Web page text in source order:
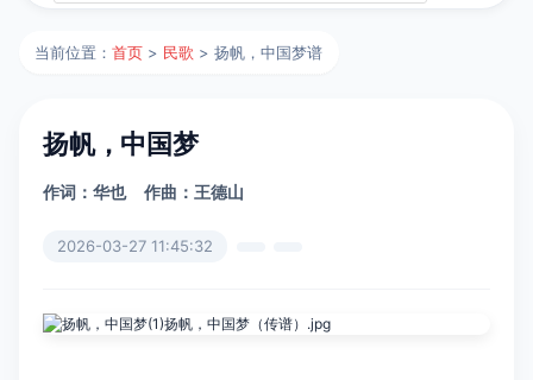
当前位置：首页 > 民歌 > 扬帆，中国梦谱
扬帆，中国梦
作词：华也 作曲：王德山
2026-03-27 11:45:32